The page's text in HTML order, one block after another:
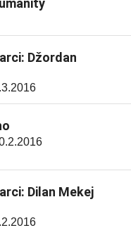
Džordan
Dilan Mekej